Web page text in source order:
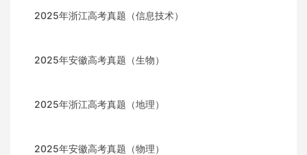
2025年浙江高考真题（信息技术）
2025年安徽高考真题（生物）
2025年浙江高考真题（地理）
2025年安徽高考真题（物理）